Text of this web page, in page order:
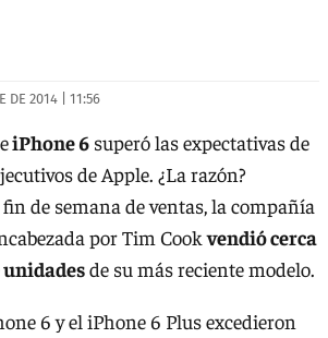
DE 2014 | 11:56
iPhone 6 superó las expectativas de
de Apple. ¿La razón?
de semana de ventas, la compañía
por Tim Cookvendió cerca
unidadesde su más reciente modelo.
6 y el iPhone 6 Plus excedieron